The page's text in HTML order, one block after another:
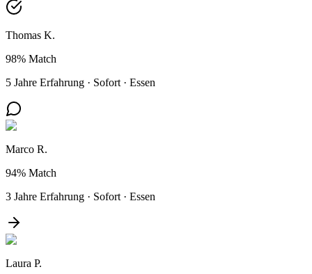
Thomas K.
98% Match
5 Jahre Erfahrung · Sofort · Essen
Marco R.
94% Match
3 Jahre Erfahrung · Sofort · Essen
Laura P.